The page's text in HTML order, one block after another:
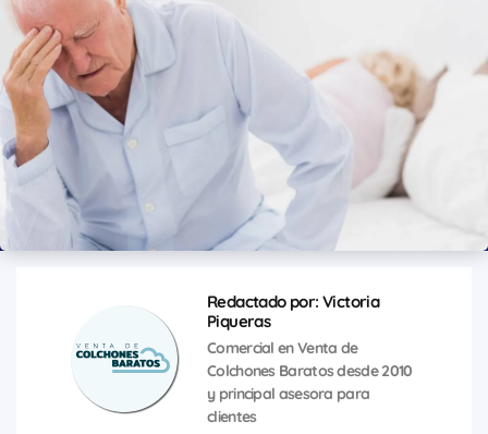
Redactado por: Victoria
Piqueras
Comercial en Venta de
Colchones Baratos desde 2010
y principal asesora para
clientes